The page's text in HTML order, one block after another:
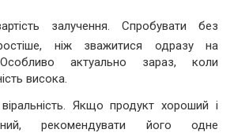
залучення. Спробувати без
ніж зважитися одразу на
актуально зараз, коли
висока.
Якщо продукт хороший і
рекомендувати його одне